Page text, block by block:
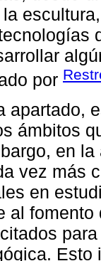
por
apartado,
ámbitos
en
vez más
en
al